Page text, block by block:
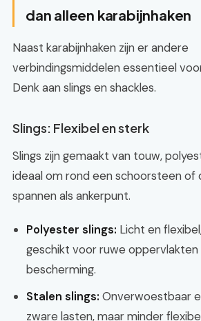
dan alleen karabijnhaken
Naast karabijnhaken zijn er andere
verbindingsmiddelen essentieel
Denk aan slings en shackles.
Slings: Flexibel en sterk
Slings zijn gemaakt van touw,
ideaal om rond een schoorsteen of
spannen als ankerpunt.
Polyester slings: Licht en
geschikt voor ruwe
bescherming.
Stalen slings: Onverwoestbaar
zware lasten, maar minder